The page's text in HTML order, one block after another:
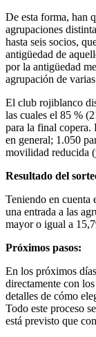
De esta forma, han
agrupaciones
hasta seis socios,
antigüedad de
por la antigüedad
agrupación de
El club rojiblanco
las cuales el 85 %
para la final copera.
en general; 1.050
movilidad reducida
Resultado del
Teniendo en cuenta
una entrada a las
mayor o igual a
Próximos pasos:
En los próximos
directamente con
detalles de cómo
Todo este proceso
está previsto que